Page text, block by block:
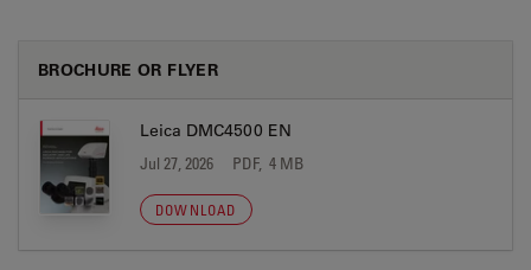
BROCHURE OR FLYER
Leica DMC4500 EN
Jul 27, 2026 PDF, 4 MB
DOWNLOAD